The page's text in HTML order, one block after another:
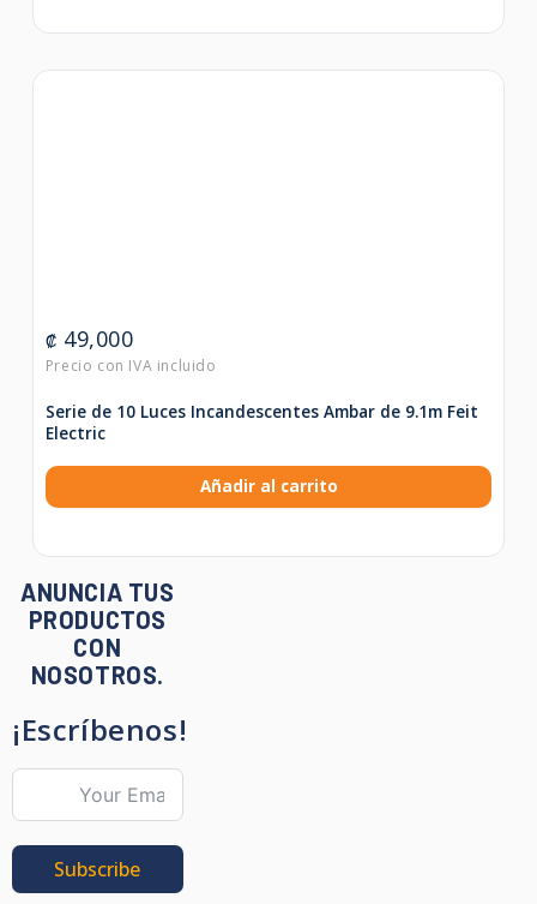
₡ 49,000
Serie de 10 Luces Incandescentes Ambar de 9.1m Feit
Electric
Añadir al carrito
ANUNCIA TUS
PRODUCTOS
CON
NOSOTROS.
¡Escríbenos!
Subscribe